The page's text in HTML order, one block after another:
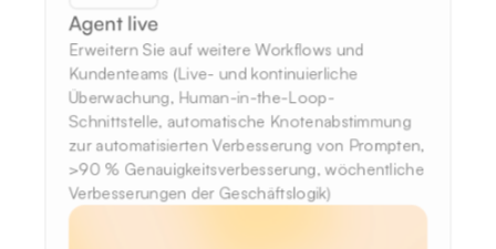
Agent live
Erweitern Sie auf weitere Workflows und
Kundenteams (Live- und kontinuierliche
Überwachung, Human-in-the-Loop-
Schnittstelle, automatische Knotenabstimmung
zur automatisierten Verbesserung von Prompten,
>90 % Genauigkeitsverbesserung, wöchentliche
Verbesserungen der Geschäftslogik)